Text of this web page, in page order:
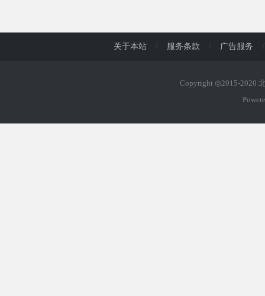
关于本站 / 服务条款 / 广告服务 /
Copyright ◎2015-2020